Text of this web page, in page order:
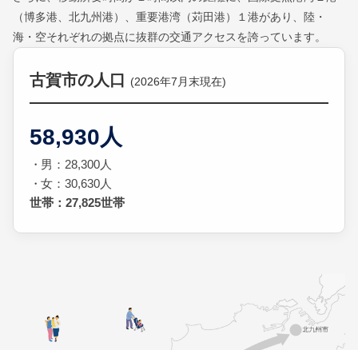
（博多港、北九州港）、重要港湾（苅田港）１港があり、陸・
海・空それぞれの拠点に抜群の交通アクセスを誇っています。
古賀市の人口 (2026年7月末現在)
58,930人
男：28,300人
女：30,630人
世帯：27,825世帯